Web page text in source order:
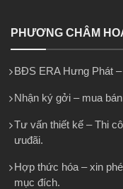
PHƯƠNG CHÂM
BĐS ERA Hưng Phát
Nhận ký gởi – mua
Tư vấn thiết kế – Thi
ưuđãi.
Hợp thức hóa – xin
mục đích.